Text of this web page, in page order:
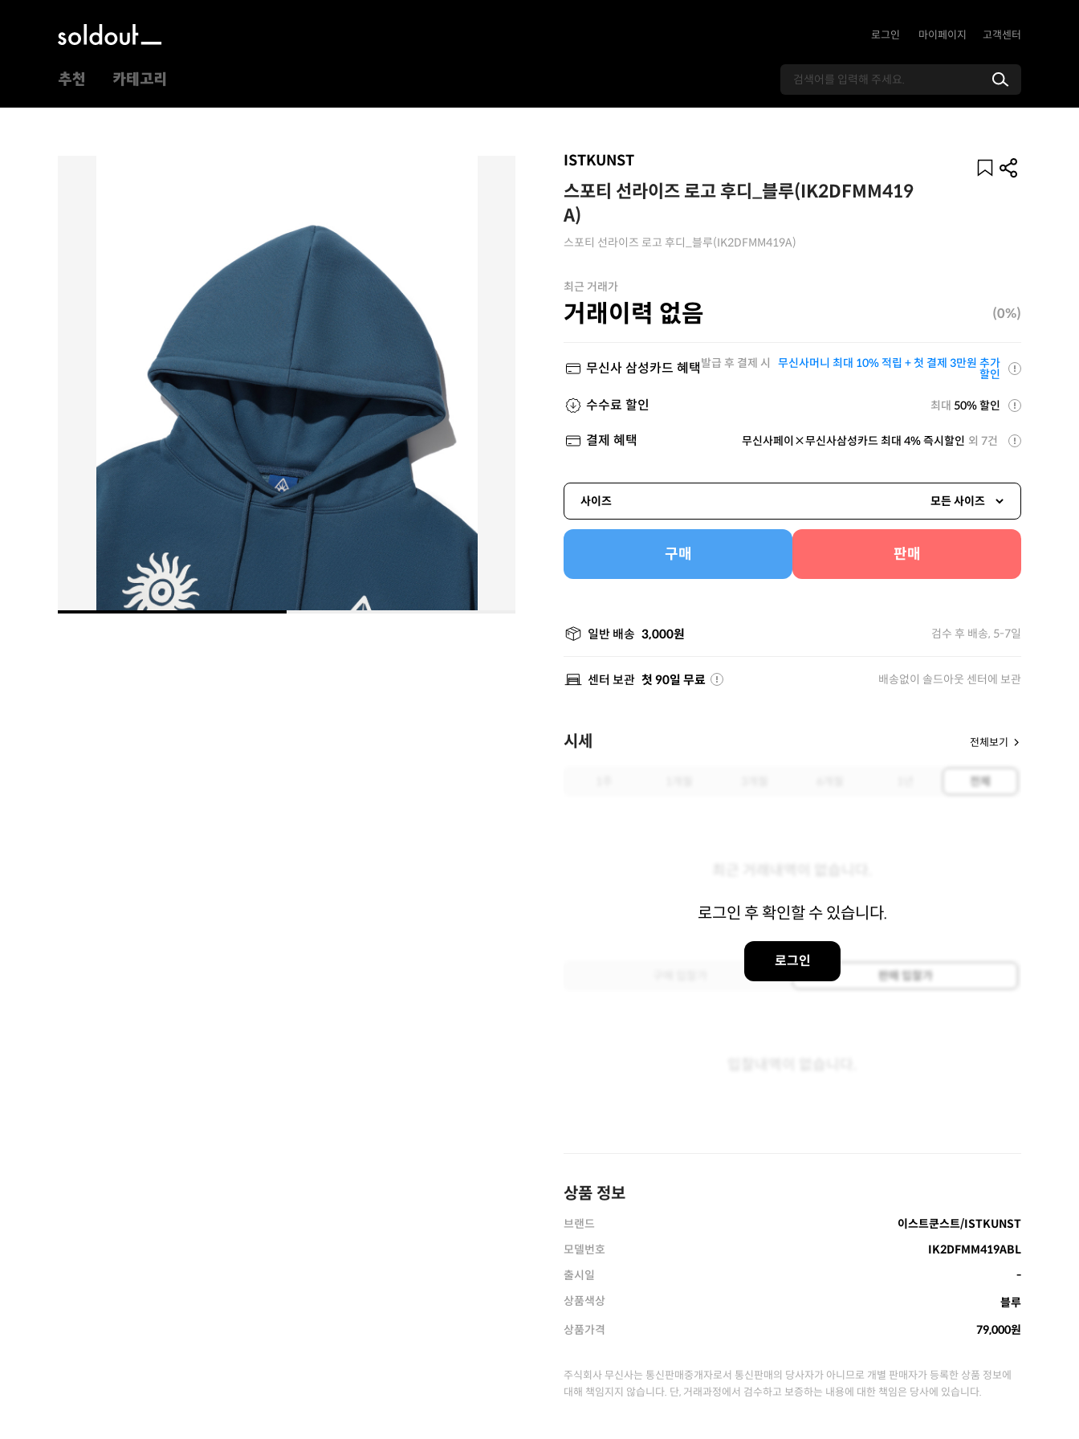
로그인 마이페이지 고객센터
추천 카테고리
ISTKUNST
스포티 선라이즈 로고 후디_블루(IK2DFMM419
A)
스포티 선라이즈 로고 후디_블루(IK2DFMM419A)
최근 거래가
거래이력 없음 (0%)
무신사 삼성카드 혜택발급 후 결제 시 무신사머니 최대 10% 적립 + 첫 결제 3만원 추가
할인
수수료 할인 최대 50% 할인
결제 혜택 무신사페이×무신사삼성카드 최대 4% 즉시할인 외 7건
사이즈 모든 사이즈
구매 판매
일반 배송 3,000원 검수 후 배송, 5-7일
센터 보관 첫 90일 무료 배송없이 솔드아웃 센터에 보관
시세 전체보기
로그인 후 확인할 수 있습니다.
로그인
전체
판매 입찰가
상품 정보
브랜드
이스트쿤스트/ISTKUNST
모델번호
IK2DFMM419ABL
출시일
-
상품색상
블루
상품가격
79,000원
주식회사 무신사는 통신판매중개자로서 통신판매의 당사자가 아니므로 개별 판매자가 등록한 상품 정보에
대해 책임지지 않습니다. 단, 거래과정에서 검수하고 보증하는 내용에 대한 책임은 당사에 있습니다.